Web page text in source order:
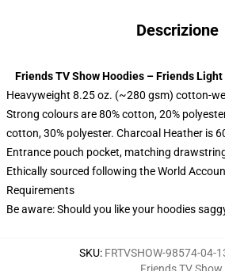
Descrizione
Friends TV Show Hoodies – Friends
Heavyweight 8.25 oz. (~280 gsm) cotton-
Strong colours are 80% cotton, 20%
cotton, 30% polyester. Charcoal Heather is
Entrance pouch pocket, matching
Ethically sourced following the World
Requirements
Be aware: Should you like your hoodies
SKU: FRTVSHOW-98574-04-